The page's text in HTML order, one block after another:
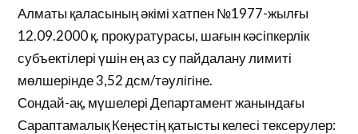
Алматы қаласының әкімі хатпен №1977-жылғы
12.09.2000 қ. прокуратурасы, шағын кәсіпкерлік
субъектілері үшін ең аз су пайдалану лимиті
мөлшерінде 3,52 дсм/тәулігіне.
Сондай-ақ, мүшелері Департамент жанындағы
Сараптамалық Кеңестің қатысты келесі тексерулер: